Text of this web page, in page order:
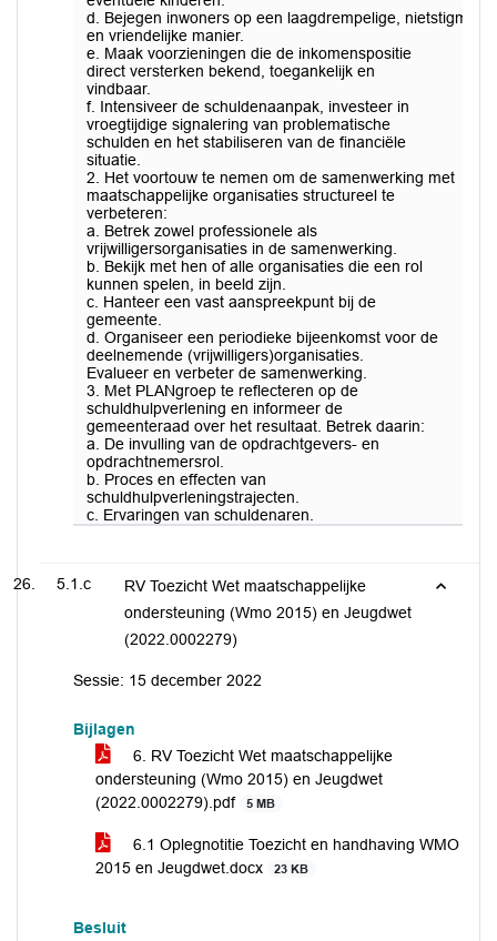
d. Bejegen inwoners op een laagdrempelige,
en vriendelijke manier.
e. Maak voorzieningen die de inkomenspositie
direct versterken bekend, toegankelijk en
vindbaar.
f. Intensiveer de schuldenaanpak, investeer in
vroegtijdige signalering van problematische
schulden en het stabiliseren van de financiële
situatie.
2. Het voortouw te nemen om de samenwerking met
maatschappelijke organisaties structureel te
verbeteren:
a. Betrek zowel professionele als
vrijwilligersorganisaties in de samenwerking.
b. Bekijk met hen of alle organisaties die een rol
kunnen spelen, in beeld zijn.
c. Hanteer een vast aanspreekpunt bij de
gemeente.
d. Organiseer een periodieke bijeenkomst voor de
deelnemende (vrijwilligers)organisaties.
Evalueer en verbeter de samenwerking.
3. Met PLANgroep te reflecteren op de
schuldhulpverlening en informeer de
gemeenteraad over het resultaat. Betrek daarin:
a. De invulling van de opdrachtgevers- en
opdrachtnemersrol.
b. Proces en effecten van
schuldhulpverleningstrajecten.
c. Ervaringen van schuldenaren.
5.1.c
RV Toezicht Wet maatschappelijke
ondersteuning (Wmo 2015) en Jeugdwet
(2022.0002279)
Sessie: 15 december 2022
Bijlagen
6. RV Toezicht Wet maatschappelijke
ondersteuning (Wmo 2015) en Jeugdwet
(2022.0002279).pdf
5 MB
6.1 Oplegnotitie Toezicht en handhaving WMO
2015 en Jeugdwet.docx
23 KB
Besluit